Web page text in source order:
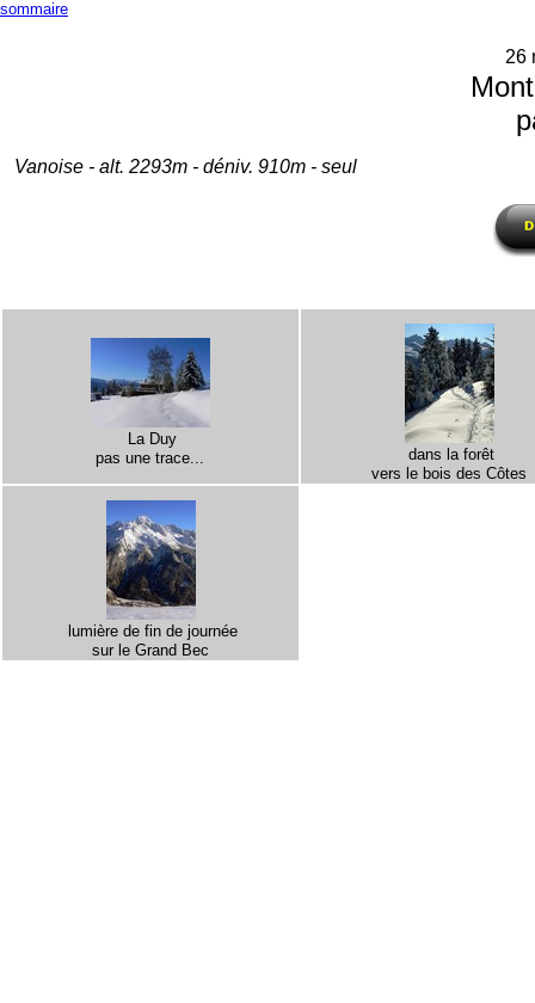
sommaire
26
Vanoise - alt. 2293m - déniv. 910m - seul
La Duy
pas une trace...
dans la forêt
vers le bois des Côtes
lumière de fin de journée
sur le Grand Bec